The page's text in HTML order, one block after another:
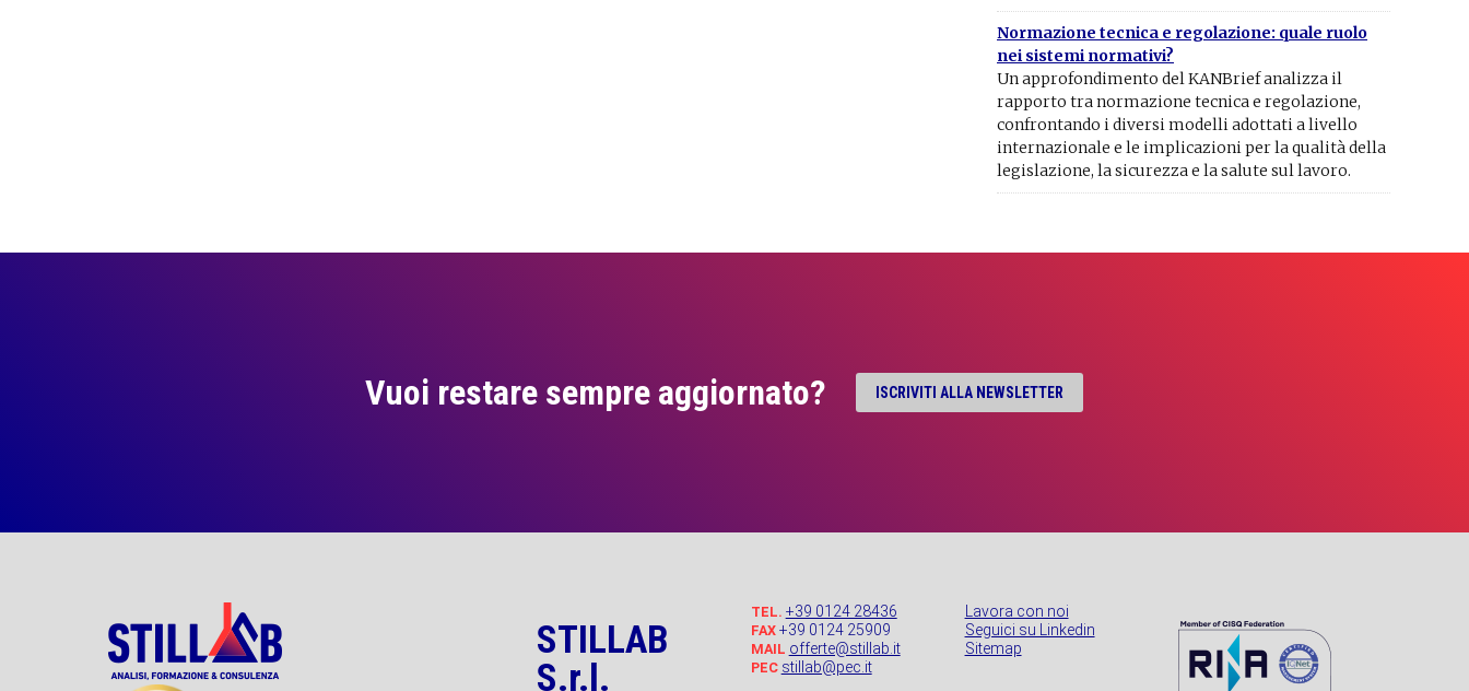
Normazione tecnica e regolazione: quale ruolo
nei sistemi normativi?
Un approfondimento del KANBrief analizza il
rapporto tra normazione tecnica e regolazione,
confrontando i diversi modelli adottati a livello
internazionale e le implicazioni per la qualità della
legislazione, la sicurezza e la salute sul lavoro.
Vuoi restare sempre aggiornato? ISCRIVITI ALLA NEWSLETTER
STILLAB
S.r.l.
TEL. +39 0124 28436
FAX+39 0124 25909
MAIL offerte@stillab.it
PEC stillab@pec.it
Lavora con noi
Seguici su Linkedin
Sitemap